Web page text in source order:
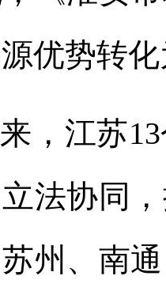
优势转
，江苏
法协同
州、南